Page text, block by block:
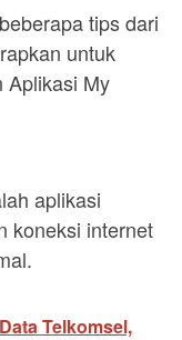
tips dari
untuk
Aplikasi My
aplikasi
koneksi internet
Telkomsel,